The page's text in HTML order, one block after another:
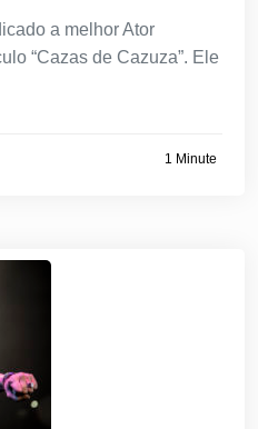
a melhor Ator
“Cazas de Cazuza”. Ele
1 Minute